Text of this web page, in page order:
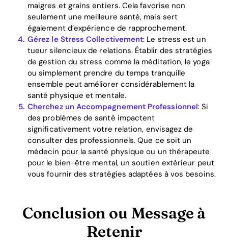
maigres et grains entiers. Cela favorise non
seulement une meilleure santé, mais sert
également d’expérience de rapprochement.
Gérez le Stress Collectivement: Le stress est un
tueur silencieux de relations. Établir des stratégies
de gestion du stress comme la méditation, le yoga
ou simplement prendre du temps tranquille
ensemble peut améliorer considérablement la
santé physique et mentale.
Cherchez un Accompagnement Professionnel: Si
des problèmes de santé impactent
significativement votre relation, envisagez de
consulter des professionnels. Que ce soit un
médecin pour la santé physique ou un thérapeute
pour le bien-être mental, un soutien extérieur peut
vous fournir des stratégies adaptées à vos besoins.
Conclusion ou Message à
Retenir